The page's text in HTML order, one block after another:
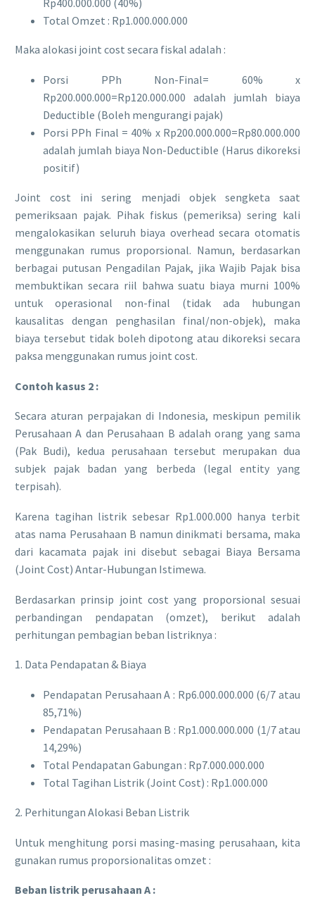
​Total Omzet : Rp1.000.000.000
​Maka alokasi joint cost secara fiskal adalah :
Porsi PPh Non-Final= 60% x
Rp200.000.000=Rp120.000.000 adalah jumlah biaya
Deductible (Boleh mengurangi pajak)
Porsi PPh Final = 40% x Rp200.000.000=Rp80.000.000
adalah jumlah biaya Non-Deductible (Harus dikoreksi
positif)
Joint cost ini sering menjadi objek sengketa saat
pemeriksaan pajak. Pihak fiskus (pemeriksa) sering kali
mengalokasikan seluruh biaya overhead secara otomatis
menggunakan rumus proporsional. Namun, berdasarkan
berbagai putusan Pengadilan Pajak, jika Wajib Pajak bisa
membuktikan secara riil bahwa suatu biaya murni 100%
untuk operasional non-final (tidak ada hubungan
kausalitas dengan penghasilan final/non-objek), maka
biaya tersebut tidak boleh dipotong atau dikoreksi secara
paksa menggunakan rumus joint cost.
Contoh kasus 2 :
Secara aturan perpajakan di Indonesia, meskipun pemilik
Perusahaan A dan Perusahaan B adalah orang yang sama
(Pak Budi), kedua perusahaan tersebut merupakan dua
subjek pajak badan yang berbeda (legal entity yang
terpisah).
​Karena tagihan listrik sebesar Rp1.000.000 hanya terbit
atas nama Perusahaan B namun dinikmati bersama, maka
dari kacamata pajak ini disebut sebagai Biaya Bersama
(Joint Cost) Antar-Hubungan Istimewa.
​Berdasarkan prinsip joint cost yang proporsional sesuai
perbandingan pendapatan (omzet), berikut adalah
perhitungan pembagian beban listriknya :
​1. Data Pendapatan & Biaya
​Pendapatan Perusahaan A : Rp6.000.000.000 (6/7 atau
85,71%)
​Pendapatan Perusahaan B : Rp1.000.000.000 (1/7 atau
14,29%)
​Total Pendapatan Gabungan : Rp7.000.000.000
​Total Tagihan Listrik (Joint Cost) : Rp1.000.000
​2. Perhitungan Alokasi Beban Listrik
​Untuk menghitung porsi masing-masing perusahaan, kita
gunakan rumus proporsionalitas omzet :
Beban listrik perusahaan A :